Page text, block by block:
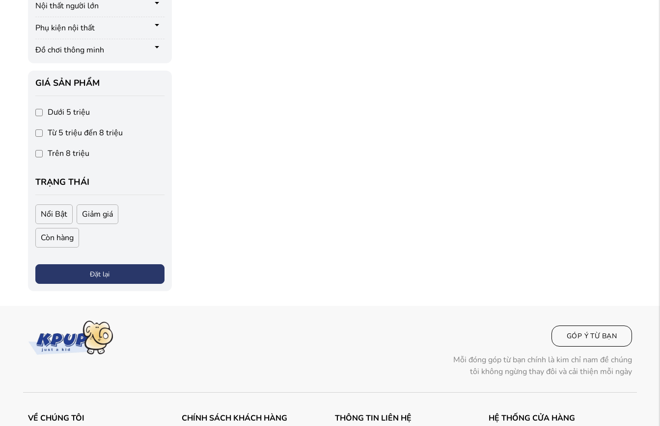
Nội thất người lớn
Phụ kiện nội thất
Đồ chơi thông minh
GIÁ SẢN PHẨM
Dưới 5 triệu
Từ 5 triệu đến 8 triệu
Trên 8 triệu
TRẠNG THÁI
Nổi Bật Giảm giá
Còn hàng
Đặt lại
GÓP Ý TỪ BẠN
Mỗi đóng góp từ bạn chính là kim chỉ nam đề chúng
tôi không ngừng thay đôi và cải thiện mỗi ngày
VỀ CHÚNG TÔI CHÍNH SÁCH KHÁCH HÀNG THÔNG TIN LIÊN HỆ HỆ THỐNG CỬA HÀNG